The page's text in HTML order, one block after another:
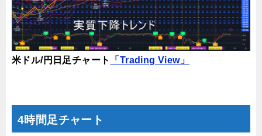
米ドル/円日足チャート 「Trading View」
4時間足チャート